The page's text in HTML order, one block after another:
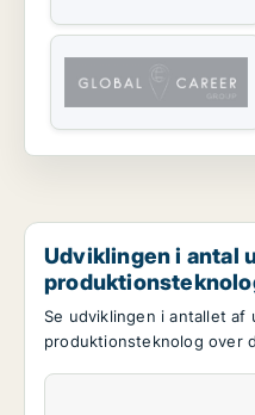
Udviklingen i antal
Se udviklingen i antallet af
produktionsteknolog over